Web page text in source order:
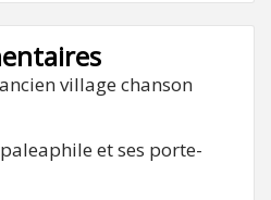
village chanson
et ses porte-